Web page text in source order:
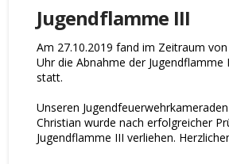
Jugendflamme III
Am 27.10.2019 fand im Zeitraum
Uhr die Abnahme der Jugendflamme
statt.
Unseren
Christian wurde nach erfolgreicher
Jugendflamme III verliehen.